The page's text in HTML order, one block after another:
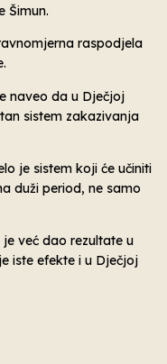
Šimun.
raspodjela
naveo da u Dječjoj
sistem zakazivanja
je sistem koji će učiniti
duži period, ne samo
već dao rezultate u
iste efekte i u Dječjoj